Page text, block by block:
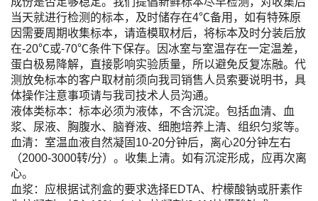
当天就进行检测的标本，及时储存在4℃备用，如有特殊原
因需要周期收集标本，请造模取材后，将标本及时分装后放
在-20℃或-70℃条件下保存。因冰室与室温存在一定温差，
蛋白极易降解，直接影响实验质量，所以避免反复冻融。代
测放免标本的客户取材前须向我司销售人员索要说明书，具
体操作注意事项请与我司技术人员沟通。
液体类标本：标本必须为液体，不含沉淀。包括血清、血
浆、尿液、胸腹水、脑脊液、细胞培养上清、组织匀浆等。
血清：室温血液自然凝固10-20分钟后，离心20分钟左右
（2000-3000转/分）。收集上清。如有沉淀形成，应再次离
心。
血浆：应根据试剂盒的要求选择EDTA、柠檬酸钠或肝素作